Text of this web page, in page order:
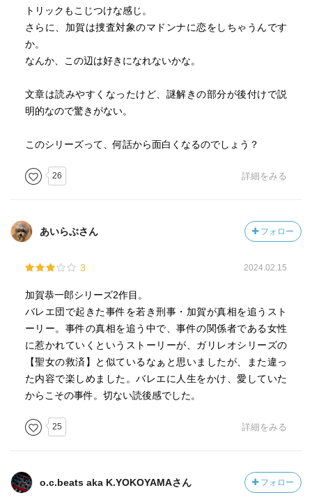
トリックもこじつけな感じ。
さらに、加賀は捜査対象のマドンナに恋をしちゃうんです
か。
なんか、この辺は好きになれないかな。
文章は読みやすくなったけど、謎解きの部分が後付けで説
明的なので驚きがない。
このシリーズって、何話から面白くなるのでしょう？
26 詳細をみる
あいらぶさん フォロー
3 2024.02.15
加賀恭一郎シリーズ2作目。
バレエ団で起きた事件を若き刑事・加賀が真相を追うスト
ーリー。事件の真相を追う中で、事件の関係者である女性
に惹かれていくというストーリーが、ガリレオシリーズの
【聖女の救済】と似ているなぁと思いましたが、また違っ
た内容で楽しめました。バレエに人生をかけ、愛していた
からこその事件。切ない読後感でした。
25 詳細をみる
o.c.beats aka K.YOKOYAMAさん フォロー